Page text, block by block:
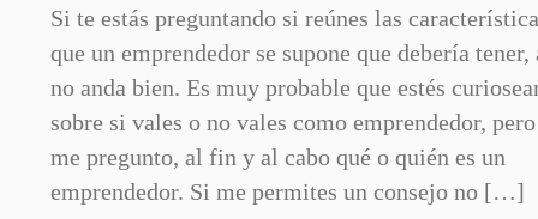
Si te estás preguntando si reúnes las
que un emprendedor se supone que debería tener,
no anda bien. Es muy probable que estés
sobre si vales o no vales como emprendedor,
me pregunto, al fin y al cabo qué o quién es un
emprendedor. Si me permites un consejo no […]